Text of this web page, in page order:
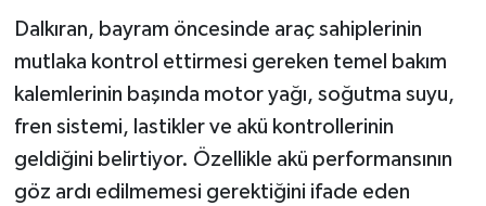
Dalkıran, bayram öncesinde araç sahiplerinin
mutlaka kontrol ettirmesi gereken temel bakım
kalemlerinin başında motor yağı, soğutma suyu,
fren sistemi, lastikler ve akü kontrollerinin
geldiğini belirtiyor. Özellikle akü performansının
göz ardı edilmemesi gerektiğini ifade eden